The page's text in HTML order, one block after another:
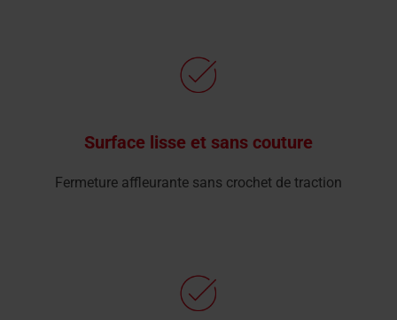
Surface lisse et sans couture
Fermeture affleurante sans crochet de traction